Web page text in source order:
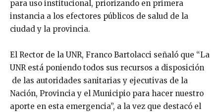
para uso institucional, priorizando en primera
instancia a los efectores públicos de salud de la
ciudad y la provincia.
El Rector de la UNR, Franco Bartolacci señaló que “La
UNR está poniendo todos sus recursos a disposición
de las autoridades sanitarias y ejecutivas de la
Nación, Provincia y el Municipio para hacer nuestro
aporte en esta emergencia”, a la vez que destacó el